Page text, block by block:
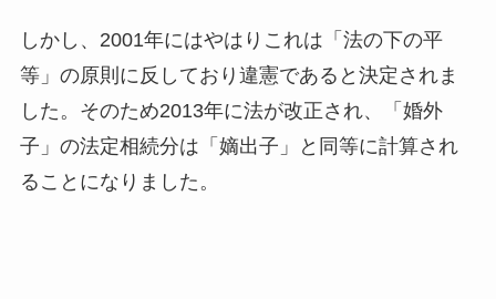
しかし、2001年にはやはりこれは「法の下の平
等」の原則に反しており違憲であると決定されま
した。そのため2013年に法が改正され、「婚外
子」の法定相続分は「嫡出子」と同等に計算され
ることになりました。